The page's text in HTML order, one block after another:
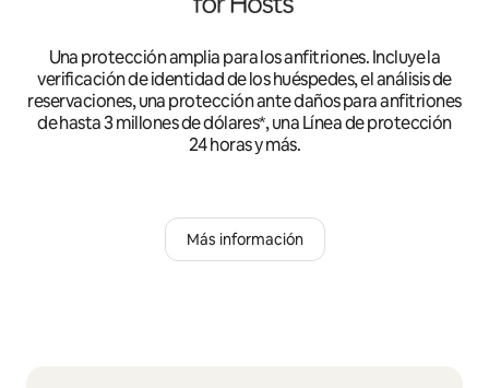
Una protección amplia para los anfitriones. Incluye la
verificación de identidad de los huéspedes, el análisis de
reservaciones, una protección ante daños para anfitriones
de hasta 3 millones de dólares*, una Línea de protección
24 horas y más.
Más información